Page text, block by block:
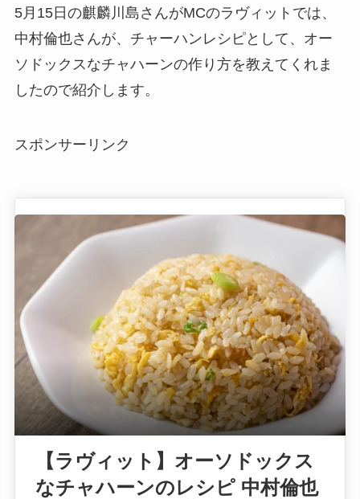
5月15日の麒麟川島さんがMCのラヴィットでは、
中村倫也さんが、チャーハンレシピとして、オー
ソドックスなチャハーンの作り方を教えてくれま
したので紹介します。
スポンサーリンク
【ラヴィット】オーソドックス
なチャハーンのレシピ 中村倫也